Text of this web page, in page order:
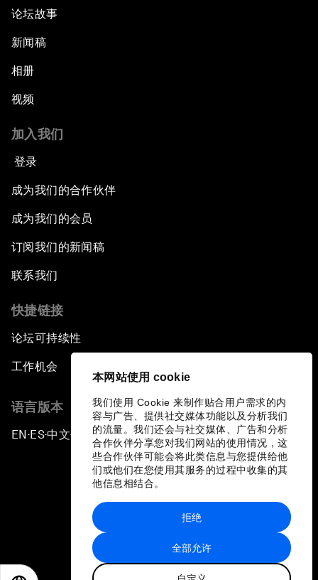
本网站使用 cookie
我们使用 Cookie 来制作贴合用户需求的内
容与广告、提供社交媒体功能以及分析我们
的流量。我们还会与社交媒体、广告和分析
合作伙伴分享您对我们网站的使用情况，这
些合作伙伴可能会将此类信息与您提供给他
们或他们在您使用其服务的过程中收集的其
他信息相结合。
全部允许
拒绝
论坛故事
新闻稿
相册
视频
加入我们
登录
成为我们的合作伙伴
成为我们的会员
订阅我们的新闻稿
联系我们
快捷链接
论坛可持续性
工作机会
语言版本
EN ▪ES▪中文▪ 日本語
站点地图